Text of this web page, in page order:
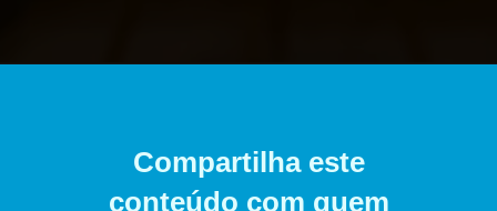
Compartilha este
conteúdo com quem